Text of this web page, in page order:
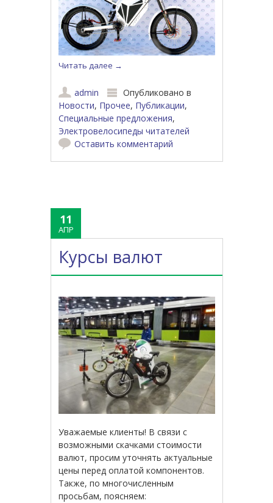
Читать далее →
admin
Опубликовано в
Новости, Прочее, Публикации,
Специальные предложения,
Электровелосипеды читателей
Оставить комментарий
11
АПР
Курсы валют
Уважаемые клиенты! В связи с
возможными скачками стоимости
валют, просим уточнять актуальные
цены перед оплатой компонентов.
Также, по многочисленным
просьбам, поясняем: